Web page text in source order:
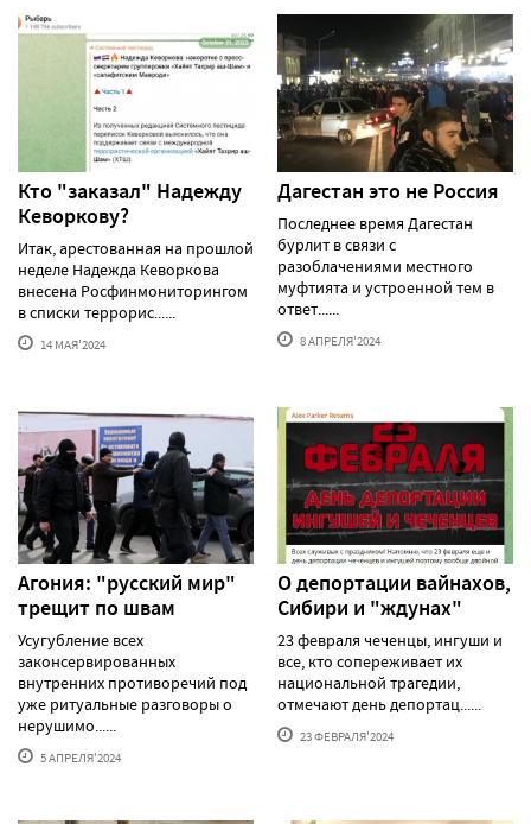
Кто "заказал" Надежду
Кеворкову?
Итак, арестованная на прошлой
неделе Надежда Кеворкова
внесена Росфинмониторингом
в списки террорис......
14 МАЯ'2024
Дагестан это не Россия
Последнее время Дагестан
бурлит в связи с
разоблачениями местного
муфтията и устроенной тем в
ответ......
8 АПРЕЛЯ'2024
Агония: "русский мир"
трещит по швам
Усугубление всех
законсервированных
внутренних противоречий под
уже ритуальные разговоры о
нерушимо......
5 АПРЕЛЯ'2024
О депортации вайнахов,
Сибири и "ждунах"
23 февраля чеченцы, ингуши и
все, кто сопереживает их
национальной трагедии,
отмечают день депортац......
23 ФЕВРАЛЯ'2024